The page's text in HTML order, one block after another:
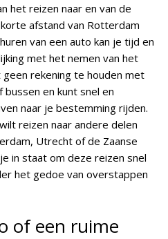
het reizen naar en van de
afstand van Rotterdam
van een auto kan je tijd en
met het nemen van het
rekening te houden met
en kunt snel en
naar je bestemming rijden.
reizen naar andere delen
Utrecht of de Zaanse
in staat om deze reizen snel
het gedoe van overstappen
of een ruime